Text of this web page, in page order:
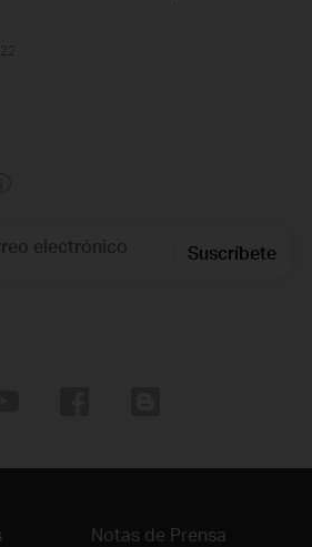
electrónico Suscríbete
Notas de Prensa